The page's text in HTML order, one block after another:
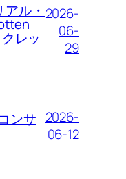
ル・
レッ
2026-
06-
29
ンサ 2026-
06-12